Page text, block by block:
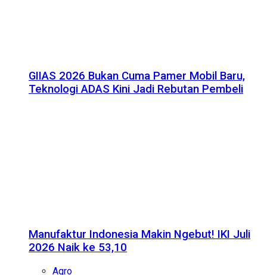
GIIAS 2026 Bukan Cuma Pamer Mobil Baru,
Teknologi ADAS Kini Jadi Rebutan Pembeli
Manufaktur Indonesia Makin Ngebut! IKI Juli
2026 Naik ke 53,10
Agro